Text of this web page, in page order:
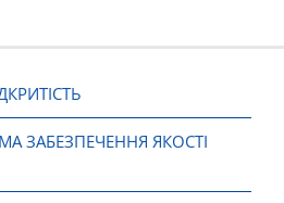
ЗАБЕЗПЕЧЕННЯ ЯКОСТІ